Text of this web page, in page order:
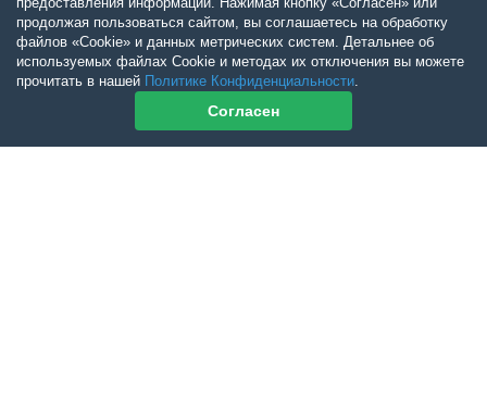
продолжая пользоваться сайтом, вы соглашаетесь на обработку
файлов «Cookie» и данных метрических систем. Детальнее об
используемых файлах Cookie и методах их отключения вы можете
прочитать в нашей Политике Конфиденциальности.
Согласен